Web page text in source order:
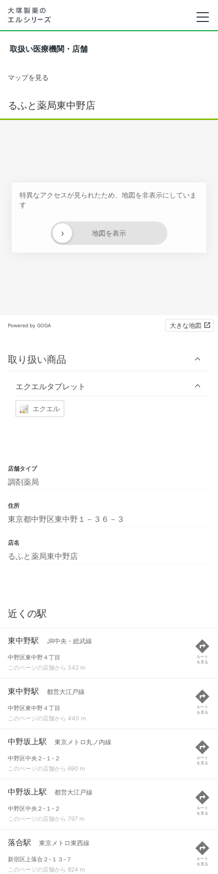
取扱い医療機関・店舗
マップを見る
るふと薬局東中野店
特異なアクセスが見られたため、地図を非表示にしていま
す
地図を表示
›
Powered by GOGA 大きな地図
取り扱い商品
エクエルタブレット
エクエル
店舗タイプ
調剤薬局
住所
東京都中野区東中野１－３６－３
店名
るふと薬局東中野店
近くの駅
東中野駅 JR中央・総武線
中野区東中野４丁目
このページの店舗から 342 m
ルート
を見る
東中野駅 都営大江戸線
中野区東中野４丁目
このページの店舗から 440 m
ルート
を見る
中野坂上駅 東京メトロ丸ノ内線
中野区中央２-１-２
このページの店舗から 690 m
ルート
を見る
中野坂上駅 都営大江戸線
中野区中央２-１-２
このページの店舗から 797 m
ルート
を見る
落合駅 東京メトロ東西線
新宿区上落合２-１３-７
このページの店舗から 824 m
ルート
を見る